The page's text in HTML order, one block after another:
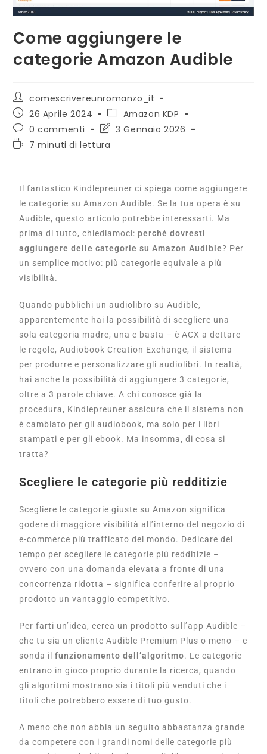
Come aggiungere le
categorie Amazon Audible
comescrivereunromanzo_it
26 Aprile 2024
Amazon KDP
0 commenti
3 Gennaio 2026
7 minuti di lettura
Il fantastico Kindlepreuner ci spiega come aggiungere
le categorie su Amazon Audible. Se la tua opera è su
Audible, questo articolo potrebbe interessarti. Ma
prima di tutto, chiediamoci:perché dovresti
aggiungere delle categorie su Amazon Audible? Per
un semplice motivo: più categorie equivale a più
visibilità.
Quando pubblichi un audiolibro su Audible,
apparentemente hai la possibilità di scegliere una
sola categoria madre, una e basta – è ACX a dettare
le regole, Audiobook Creation Exchange, il sistema
per produrre e personalizzare gli audiolibri. In realtà,
hai anche la possibilità di aggiungere 3 categorie,
oltre a 3 parole chiave. A chi conosce già la
procedura, Kindlepreuner assicura che il sistema non
è cambiato per gli audiobook, ma solo per i libri
stampati e per gli ebook. Ma insomma, di cosa si
tratta?
Scegliere le categorie più redditizie
Scegliere le categorie giuste su Amazon significa
godere di maggiore visibilità all’interno del negozio di
e-commerce più trafficato del mondo. Dedicare del
tempo per scegliere le categorie più redditizie –
ovvero con una domanda elevata a fronte di una
concorrenza ridotta – significa conferire al proprio
prodotto un vantaggio competitivo.
Per farti un’idea, cerca un prodotto sull’app Audible –
che tu sia un cliente Audible Premium Plus o meno – e
sonda ilfunzionamento dell’algoritmo. Le categorie
entrano in gioco proprio durante la ricerca, quando
gli algoritmi mostrano sia i titoli più venduti che i
titoli che potrebbero essere di tuo gusto.
A meno che non abbia un seguito abbastanza grande
da competere con i grandi nomi delle categorie più